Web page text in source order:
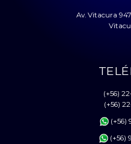
Av. Vitacura
(+56)
(+56)
(+56)
(+56)